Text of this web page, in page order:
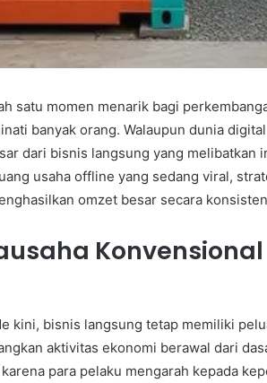
satu momen menarik bagi
banyak orang. Walaupun dunia
dari bisnis langsung yang melibatkan
usaha offline yang sedang viral,
omzet besar secara
kini, bisnis langsung tetap memiliki
aktivitas ekonomi berawal dari
para pelaku mengarah kepada